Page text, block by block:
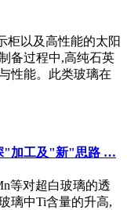
柜以及高性能的太阳
备过程中,高纯石英
性能。此类玻璃在
"加工及"新"思路 …
等对超白玻璃的透
璃中Ti含量的升高,